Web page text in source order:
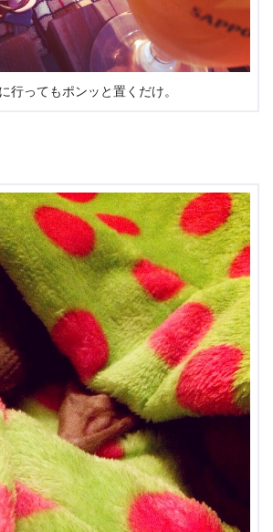
行ってもポンッと置くだけ。